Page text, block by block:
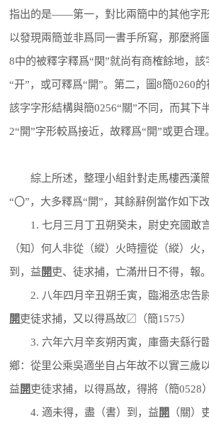
指出的是——第一，對比兩簡中的其他字
以發現兩簡並非爲同一書手所寫，那麼將
8中的被釋字釋爲“関”就尚有商榷餘地，
“开”，或可釋爲“開”。第二，圖8簡0260的
該字字形結構與簡0256“關”不同，而其下
2“開”字形較爲接近，故釋爲“開”或更合理。
綜上所述，整理小組針對走馬樓西漢簡
“〇”，大多釋爲“開”，其餘辭例當作如下改
1. 七月三月丁丑朔癸未，尉史充國敢
（知）何人非從（縱）火時擅從（縱）火
到，益開吏、徒求捕，亡滿卅日不得，報
2. 八年四月辛丑朔壬寅，臨湘丞忠告
開吏徒求捕，又以得爲故〼（簡1575）
3. 六年六月辛亥朔丙寅，庫嗇夫䌛行
鄉：從里公乘吳適坐自占年故不以實三歲
益開吏徒求捕，以得爲故，得將（簡0528）
4. 適未得，盡（書）到，益開
（關）